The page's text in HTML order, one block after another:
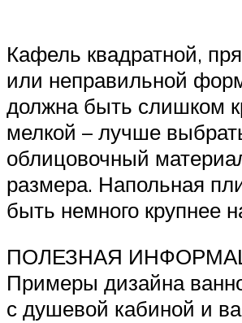
Кафель квадратной,
или неправильной
должна быть слишком
мелкой – лучше
облицовочный
размера. Напольная
быть немного крупнее
ПОЛЕЗНАЯ
Примеры дизайна
с душевой кабиной и